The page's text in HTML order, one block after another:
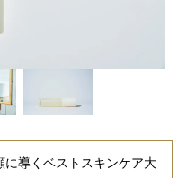
導くベストスキンケア大